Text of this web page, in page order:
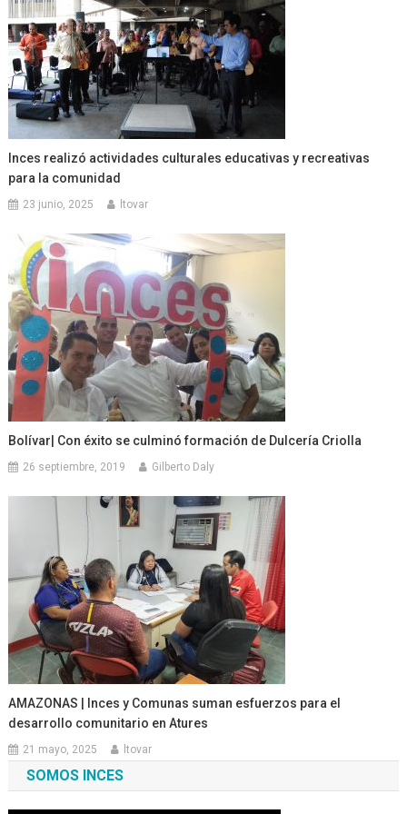
Inces realizó actividades culturales educativas y recreativas
para la comunidad
23 junio, 2025 ltovar
Bolívar| Con éxito se culminó formación de Dulcería Criolla
26 septiembre, 2019 Gilberto Daly
AMAZONAS | Inces y Comunas suman esfuerzos para el
desarrollo comunitario en Atures
21 mayo, 2025 ltovar
SOMOS INCES